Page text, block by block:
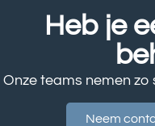
Heb je
Onze teams nemen
Neem